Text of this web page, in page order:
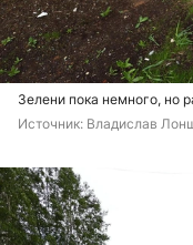
Зелени пока немного, но
Источник: Владислав